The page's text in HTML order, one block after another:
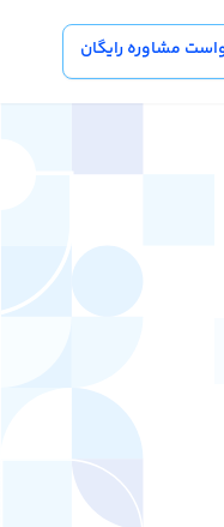
مشاوره رایگان